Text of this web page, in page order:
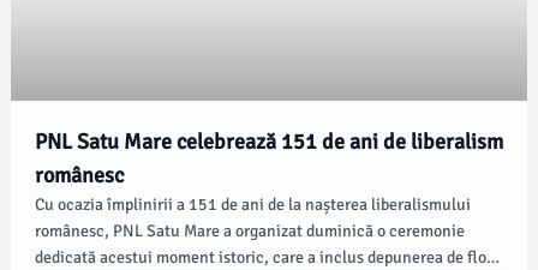
PNL Satu Mare celebrează 151 de ani de liberalism
românesc
Cu ocazia împlinirii a 151 de ani de la nașterea liberalismului
românesc, PNL Satu Mare a organizat duminică o ceremonie
dedicată acestui moment istoric, care a inclus depunerea de flori